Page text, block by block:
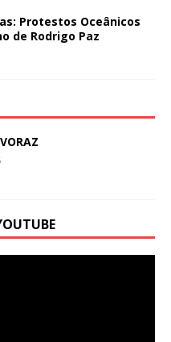
Protestos Oceânicos
de Rodrigo Paz